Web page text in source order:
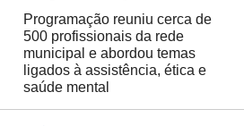
Programação reuniu cerca de
500 profissionais da rede
municipal e abordou temas
ligados à assistência, ética e
saúde mental